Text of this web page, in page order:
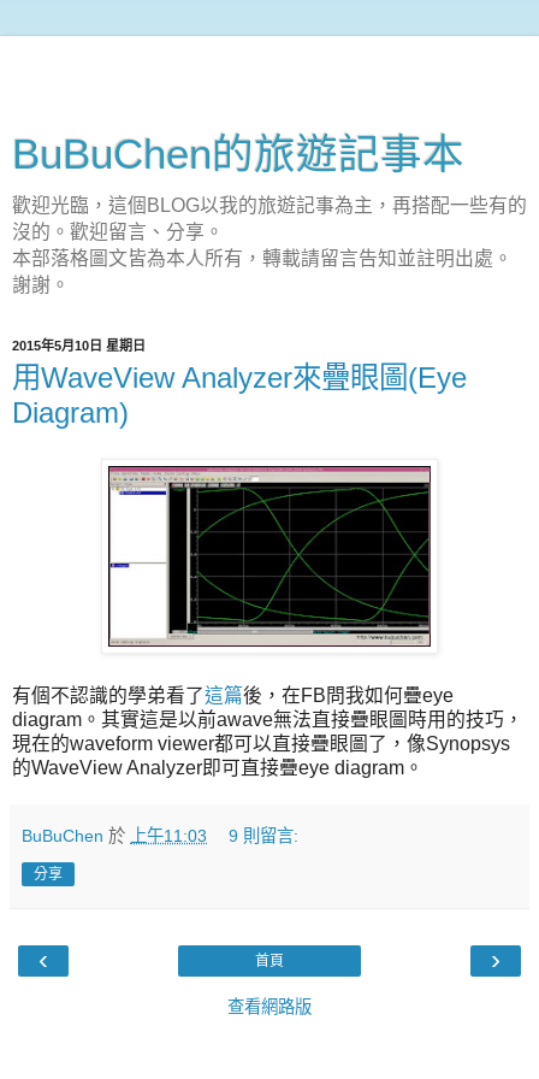
BuBuChen的旅遊記事本
歡迎光臨，這個BLOG以我的旅遊記事為主，再搭配一些有的
沒的。歡迎留言、分享。
本部落格圖文皆為本人所有，轉載請留言告知並註明出處。
謝謝。
2015年5月10日 星期日
用WaveView Analyzer來疊眼圖(Eye
Diagram)
有個不認識的學弟看了這篇後，在FB問我如何疊eye
diagram。其實這是以前awave無法直接疊眼圖時用的技巧，
現在的waveform viewer都可以直接疊眼圖了，像Synopsys
的WaveView Analyzer即可直接疊eye diagram。
BuBuChen 於 上午11:03 9 則留言:
分享
‹ ›
首頁
查看網路版